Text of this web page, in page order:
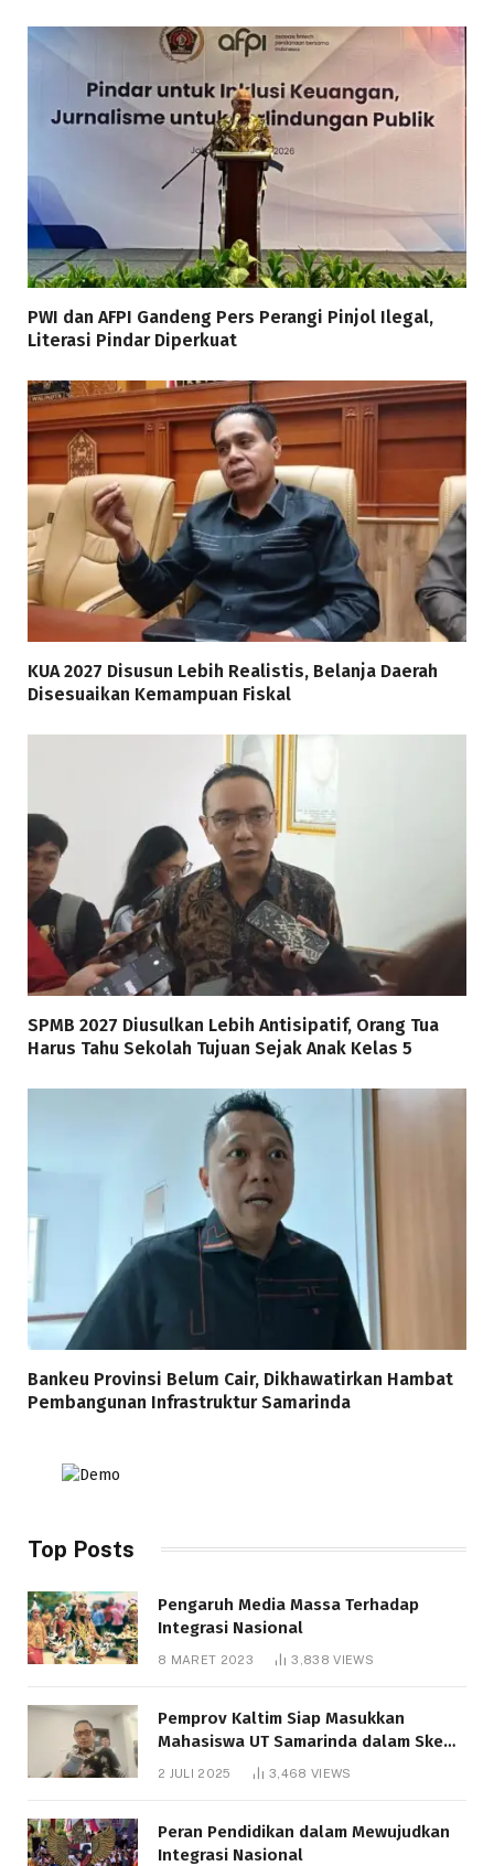
PWI dan AFPI Gandeng Pers Perangi Pinjol Ilegal,
Literasi Pindar Diperkuat
KUA 2027 Disusun Lebih Realistis, Belanja Daerah
Disesuaikan Kemampuan Fiskal
SPMB 2027 Diusulkan Lebih Antisipatif, Orang Tua
Harus Tahu Sekolah Tujuan Sejak Anak Kelas 5
Bankeu Provinsi Belum Cair, Dikhawatirkan Hambat
Pembangunan Infrastruktur Samarinda
Top Posts
Pengaruh Media Massa Terhadap
Integrasi Nasional
8 MARET 2023 3,838VIEWS
Pemprov Kaltim Siap Masukkan
Mahasiswa UT Samarinda dalam Skema
Bantuan Pendidikan Gratispol
2 JULI 2025 3,468 VIEWS
Peran Pendidikan dalam Mewujudkan
Integrasi Nasional